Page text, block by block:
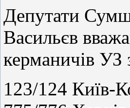
Депутати
Васильєв
керманичів УЗ
123/124 Київ-